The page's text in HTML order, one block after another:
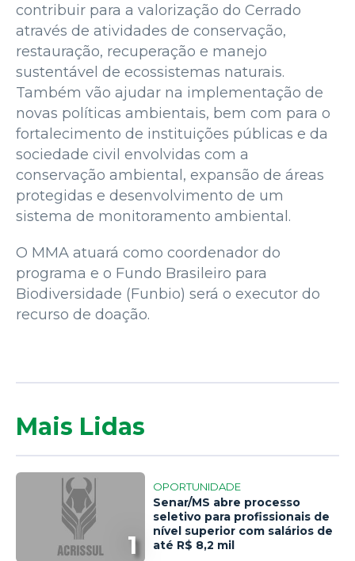
contribuir para a valorização do Cerrado
através de atividades de conservação,
restauração, recuperação e manejo
sustentável de ecossistemas naturais.
Também vão ajudar na implementação de
novas políticas ambientais, bem com para o
fortalecimento de instituições públicas e da
sociedade civil envolvidas com a
conservação ambiental, expansão de áreas
protegidas e desenvolvimento de um
sistema de monitoramento ambiental.
O MMA atuará como coordenador do
programa e o Fundo Brasileiro para
Biodiversidade (Funbio) será o executor do
recurso de doação.
Mais Lidas
1
OPORTUNIDADE
Senar/MS abre processo
seletivo para profissionais de
nível superior com salários de
até R$ 8,2 mil